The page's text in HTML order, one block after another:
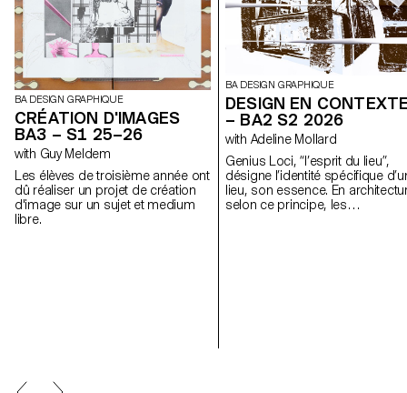
BA DESIGN GRAPHIQUE
CRÉATION D'IMAGES
BA3 – S1 25–26
with Guy Meldem
Les élèves de troisième année ont
dû réaliser un projet de création
d'image sur un sujet et medium
libre.
BA DESIGN GRAPHIQUE
DESIGN EN
– BA2 S2 2026
with Adeline Mollard
Genius Loci, “l’esprit du lieu”,
désigne l’identité spécifique
lieu, son essence. En
selon ce principe, les